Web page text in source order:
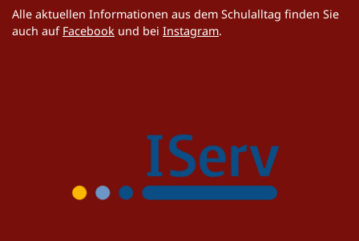
Alle aktuellen Informationen aus dem Schulalltag finden Sie
auch auf Facebook und bei Instagram.